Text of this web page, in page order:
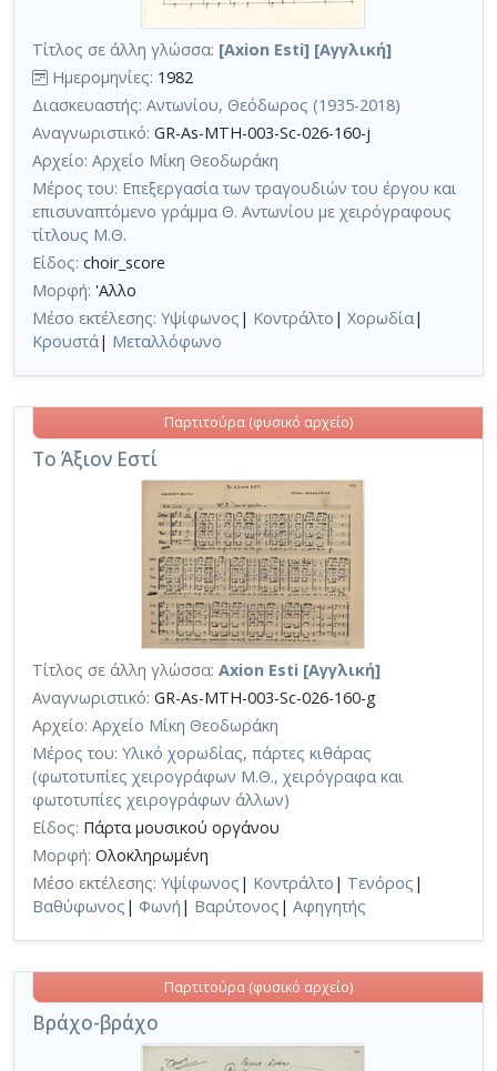
Τίτλος σε άλλη γλώσσα: [Axion Esti] [Αγγλική]
Ημερομηνίες: 1982
Διασκευαστής: Αντωνίου, Θεόδωρος (1935-2018)
Αναγνωριστικό: GR-As-MTH-003-Sc-026-160-j
Αρχείο: Αρχείο Μίκη Θεοδωράκη
Μέρος του: Eπεξεργασία των τραγουδιών του έργου και
επισυναπτόμενο γράμμα Θ. Αντωνίου με χειρόγραφους
τίτλους Μ.Θ.
Είδος: choir_score
Μορφή: 'Αλλο
Μέσο εκτέλεσης: Υψίφωνος | Κοντράλτο | Χορωδία|
Κρουστά| Μεταλλόφωνο
Το Άξιον Εστί
Παρτιτούρα (φυσικό αρχείο)
Τίτλος σε άλλη γλώσσα: Axion Esti [Αγγλική]
Αναγνωριστικό: GR-As-MTH-003-Sc-026-160-g
Αρχείο: Αρχείο Μίκη Θεοδωράκη
Μέρος του: Υλικό χορωδίας, πάρτες κιθάρας
(φωτοτυπίες χειρογράφων Μ.Θ., χειρόγραφα και
φωτοτυπίες χειρογράφων άλλων)
Είδος: Πάρτα μουσικού οργάνου
Μορφή: Ολοκληρωμένη
Μέσο εκτέλεσης: Υψίφωνος | Κοντράλτο | Τενόρος |
Βαθύφωνος | Φωνή | Βαρύτονος | Αφηγητής
Βράχο-βράχο
Παρτιτούρα (φυσικό αρχείο)